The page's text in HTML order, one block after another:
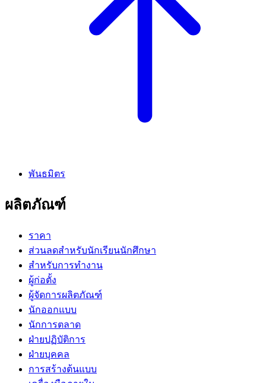
พันธมิตร
ผลิตภัณฑ์
ราคา
ส่วนลดสำหรับนักเรียนนักศึกษา
สำหรับการทำงาน
ผู้ก่อตั้ง
ผู้จัดการผลิตภัณฑ์
นักออกแบบ
นักการตลาด
ฝ่ายปฏิบัติการ
ฝ่ายบุคคล
การสร้างต้นแบบ